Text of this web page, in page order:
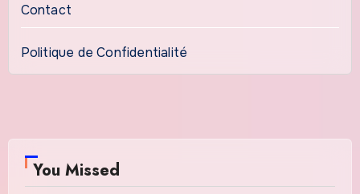
Contact
Politique de Confidentialité
You Missed